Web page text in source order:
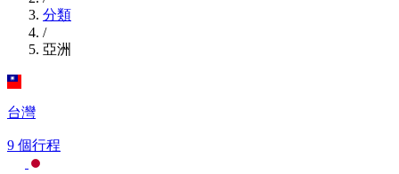
分類
/
亞洲
台灣
9 個行程